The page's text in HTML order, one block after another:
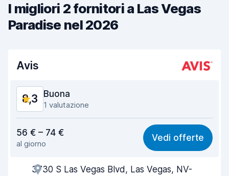
I migliori 2 fornitori a Las Vegas
Paradise nel 2026
Avis
8,3 Buona
1 valutazione
8,3
Facile da trovare 8,2
Gentilezza degli agenti
56 € – 74 €
al giorno
Vedi offerte
3730 S Las Vegas Blvd, Las Vegas, NV-